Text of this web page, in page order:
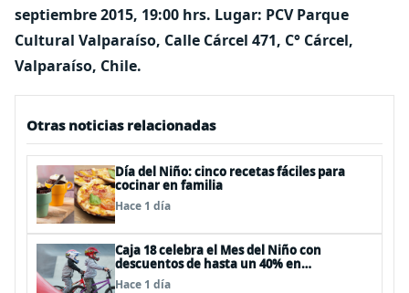
septiembre 2015, 19:00 hrs. Lugar: PCV Parque
Cultural Valparaíso, Calle Cárcel 471, C° Cárcel,
Valparaíso, Chile.
Otras noticias relacionadas
Día del Niño: cinco recetas fáciles para
cocinar en familia
Hace 1 día
Caja 18 celebra el Mes del Niño con
descuentos de hasta un 40% en
panoramas, cine, shows y streaming
Hace 1 día